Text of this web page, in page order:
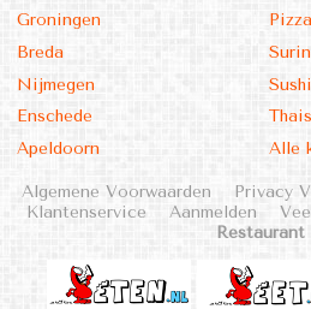
Groningen
Breda
Nijmegen
Enschede
Apeldoorn
Pizza
Sushi
Thais
Alle
Algemene Voorwaarden Privacy
Klantenservice
Aanmelden
Restaurant